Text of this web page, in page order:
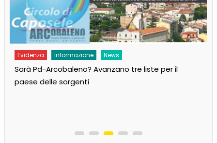
Evidenza Informazione News
Sarà Pd-Arcobaleno? Avanzano tre liste per il
paese delle sorgenti